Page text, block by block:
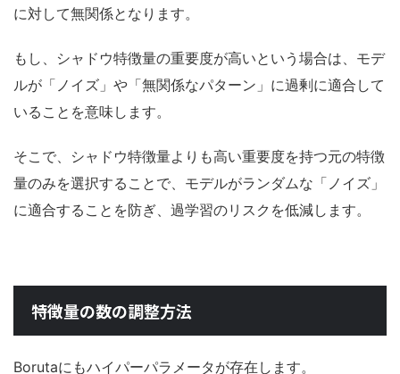
に対して無関係となります。
もし、シャドウ特徴量の重要度が高いという場合は、モデ
ルが「ノイズ」や「無関係なパターン」に過剰に適合して
いることを意味します。
そこで、シャドウ特徴量よりも高い重要度を持つ元の特徴
量のみを選択することで、モデルがランダムな「ノイズ」
に適合することを防ぎ、過学習のリスクを低減します。
特徴量の数の調整方法
Borutaにもハイパーパラメータが存在します。